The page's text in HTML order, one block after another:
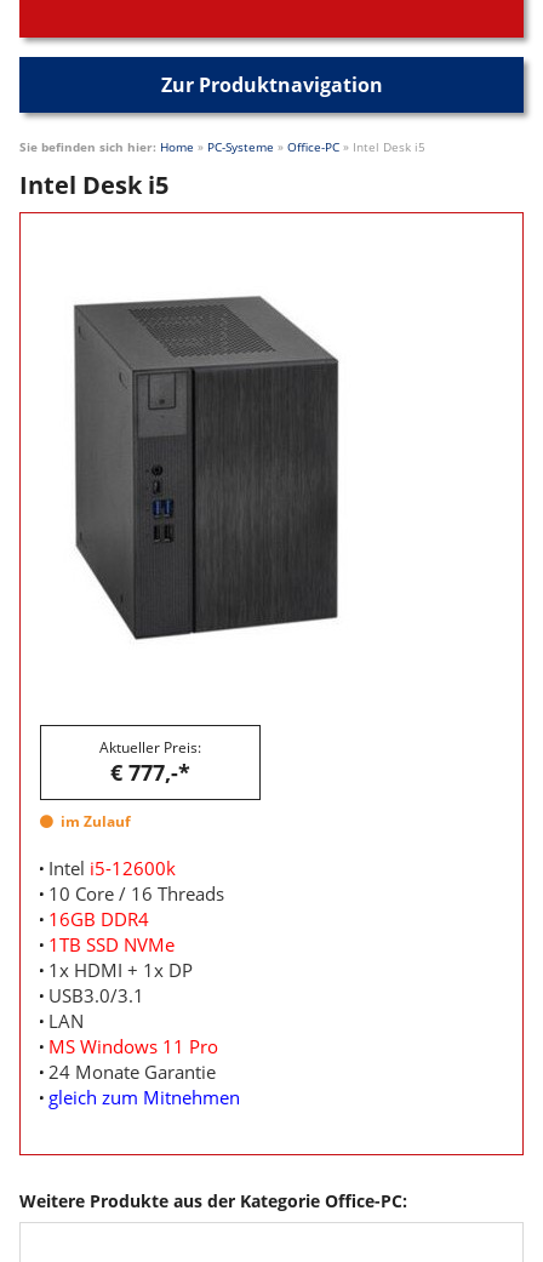
Zur Produktnavigation
Sie befinden sich hier: Home » PC-Systeme » Office-PC » Intel Desk i5
Intel Desk i5
Aktueller Preis:
€ 777,-*
im Zulauf
Intel i5-12600k
10 Core / 16 Threads
16GB DDR4
1TB SSD NVMe
1x HDMI + 1x DP
USB3.0/3.1
LAN
MS Windows 11 Pro
24 Monate Garantie
gleich zum Mitnehmen
Weitere Produkte aus der Kategorie Office-PC: